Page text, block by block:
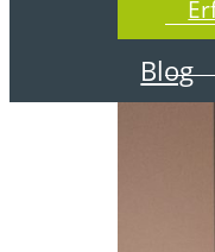
Blog